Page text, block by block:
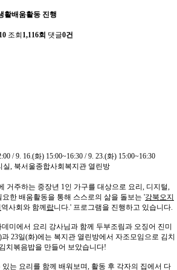
활배움활동 진행
조회 1,116회 댓글0건
/ 9. 16.(화) 15:00~16:30 / 9. 23.(화) 15:00~16:30
, 북서울종합사회복지관 열린방
거주하는 중장년 1인 가구를 대상으로 요리, 디지털,
한 배움활동을 통해 스스로의 삶을 돌보는 '강북오지
역사회와 함께 랍니다.' 프로그램을 진행하고 있습니다.
미에서 요리 강사님과 함께 두부조림과 오징어 진미
23일(화)에는 복지관 열린방에서 자조모임으로 김치
치볶음밥을 만들어 보았습니다!
는 요리를 함께 배워보며, 활동 후 각자의 집에서 다